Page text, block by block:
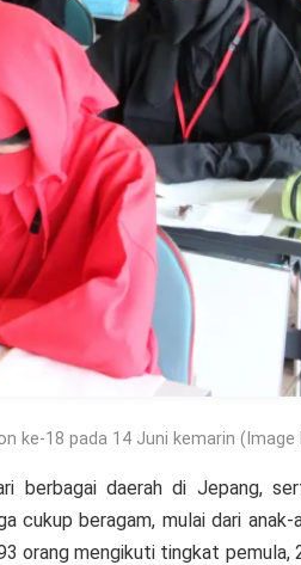
ke-18 pada 14 Juni kemarin (Image
berbagai daerah di Jepang,
cukup beragam, mulai dari
orang mengikuti tingkat pemula,